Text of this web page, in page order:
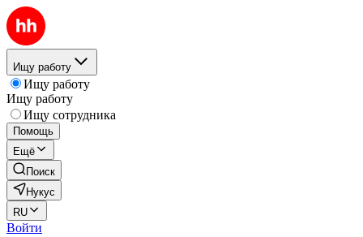
Ищу работу
Ищу работу
Ищу работу
Ищу сотрудника
Помощь
Ещё
Поиск
Нукус
RU
Войти